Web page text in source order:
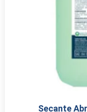
Secante